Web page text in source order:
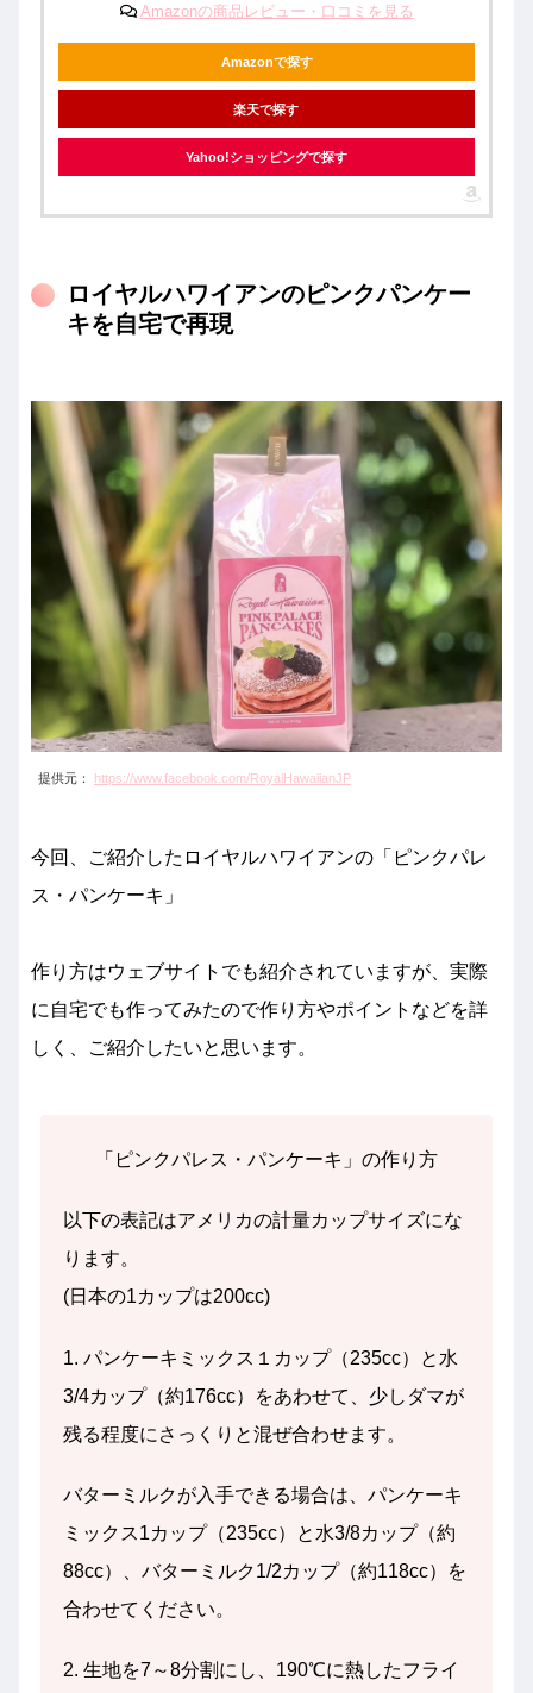
Amazonの商品レビュー・口コミを見る
Amazonで探す
楽天で探す
Yahoo!ショッピングで探す
ロイヤルハワイアンのピンクパンケー
キを自宅で再現
提供元： https://www.facebook.com/RoyalHawaiianJP
今回、ご紹介したロイヤルハワイアンの「ピンクパレ
ス・パンケーキ」
作り方はウェブサイトでも紹介されていますが、実際
に自宅でも作ってみたので作り方やポイントなどを詳
しく、ご紹介したいと思います。
「ピンクパレス・パンケーキ」の作り方
以下の表記はアメリカの計量カップサイズにな
ります。
(日本の1カップは200cc)
1. パンケーキミックス１カップ（235cc）と水
3/4カップ（約176cc）をあわせて、少しダマが
残る程度にさっくりと混ぜ合わせます。
バターミルクが入手できる場合は、パンケーキ
ミックス1カップ（235cc）と水3/8カップ（約
88cc）、バターミルク1/2カップ（約118cc）を
合わせてください。
2. 生地を7～8分割にし、190℃に熱したフライ